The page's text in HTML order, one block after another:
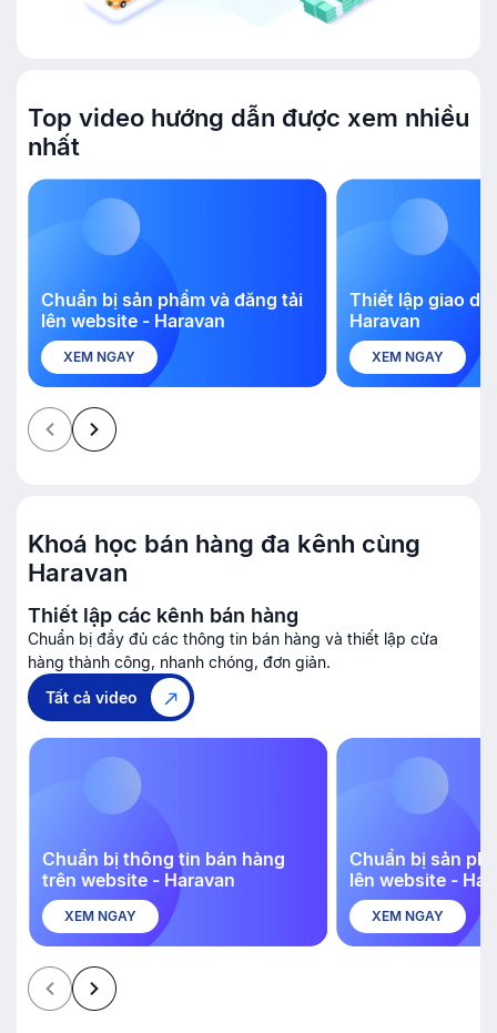
Top video hướng dẫn được xem nhiều
nhất
Chuẩn bị sản phẩm và đăng tải
lên website - Haravan
XEM NGAY
Thiết lập giao
Haravan
XEM NGAY
Khoá học bán hàng đa kênh cùng
Haravan
Thiết lập các kênh bán hàng
Chuẩn bị đầy đủ các thông tin bán hàng và thiết lập cửa
hàng thành công, nhanh chóng, đơn giản.
Tất cả video
Chuẩn bị thông tin bán hàng
trên website - Haravan
XEM NGAY
Chuẩn bị sản
lên website -
XEM NGAY